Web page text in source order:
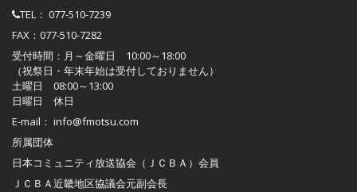
TEL： 077-510-7239
FAX：077-510-7282
受付時間：月～金曜日 10:00～18:00
（祝祭日・年末年始は受付しておりません）
土曜日 08:00～13:00
日曜日 休日
E-mail： info@fmotsu.com
所属団体
日本コミュニティ放送協会（ＪＣＢＡ） 会員
ＪＣＢＡ近畿地区協議会元副会長